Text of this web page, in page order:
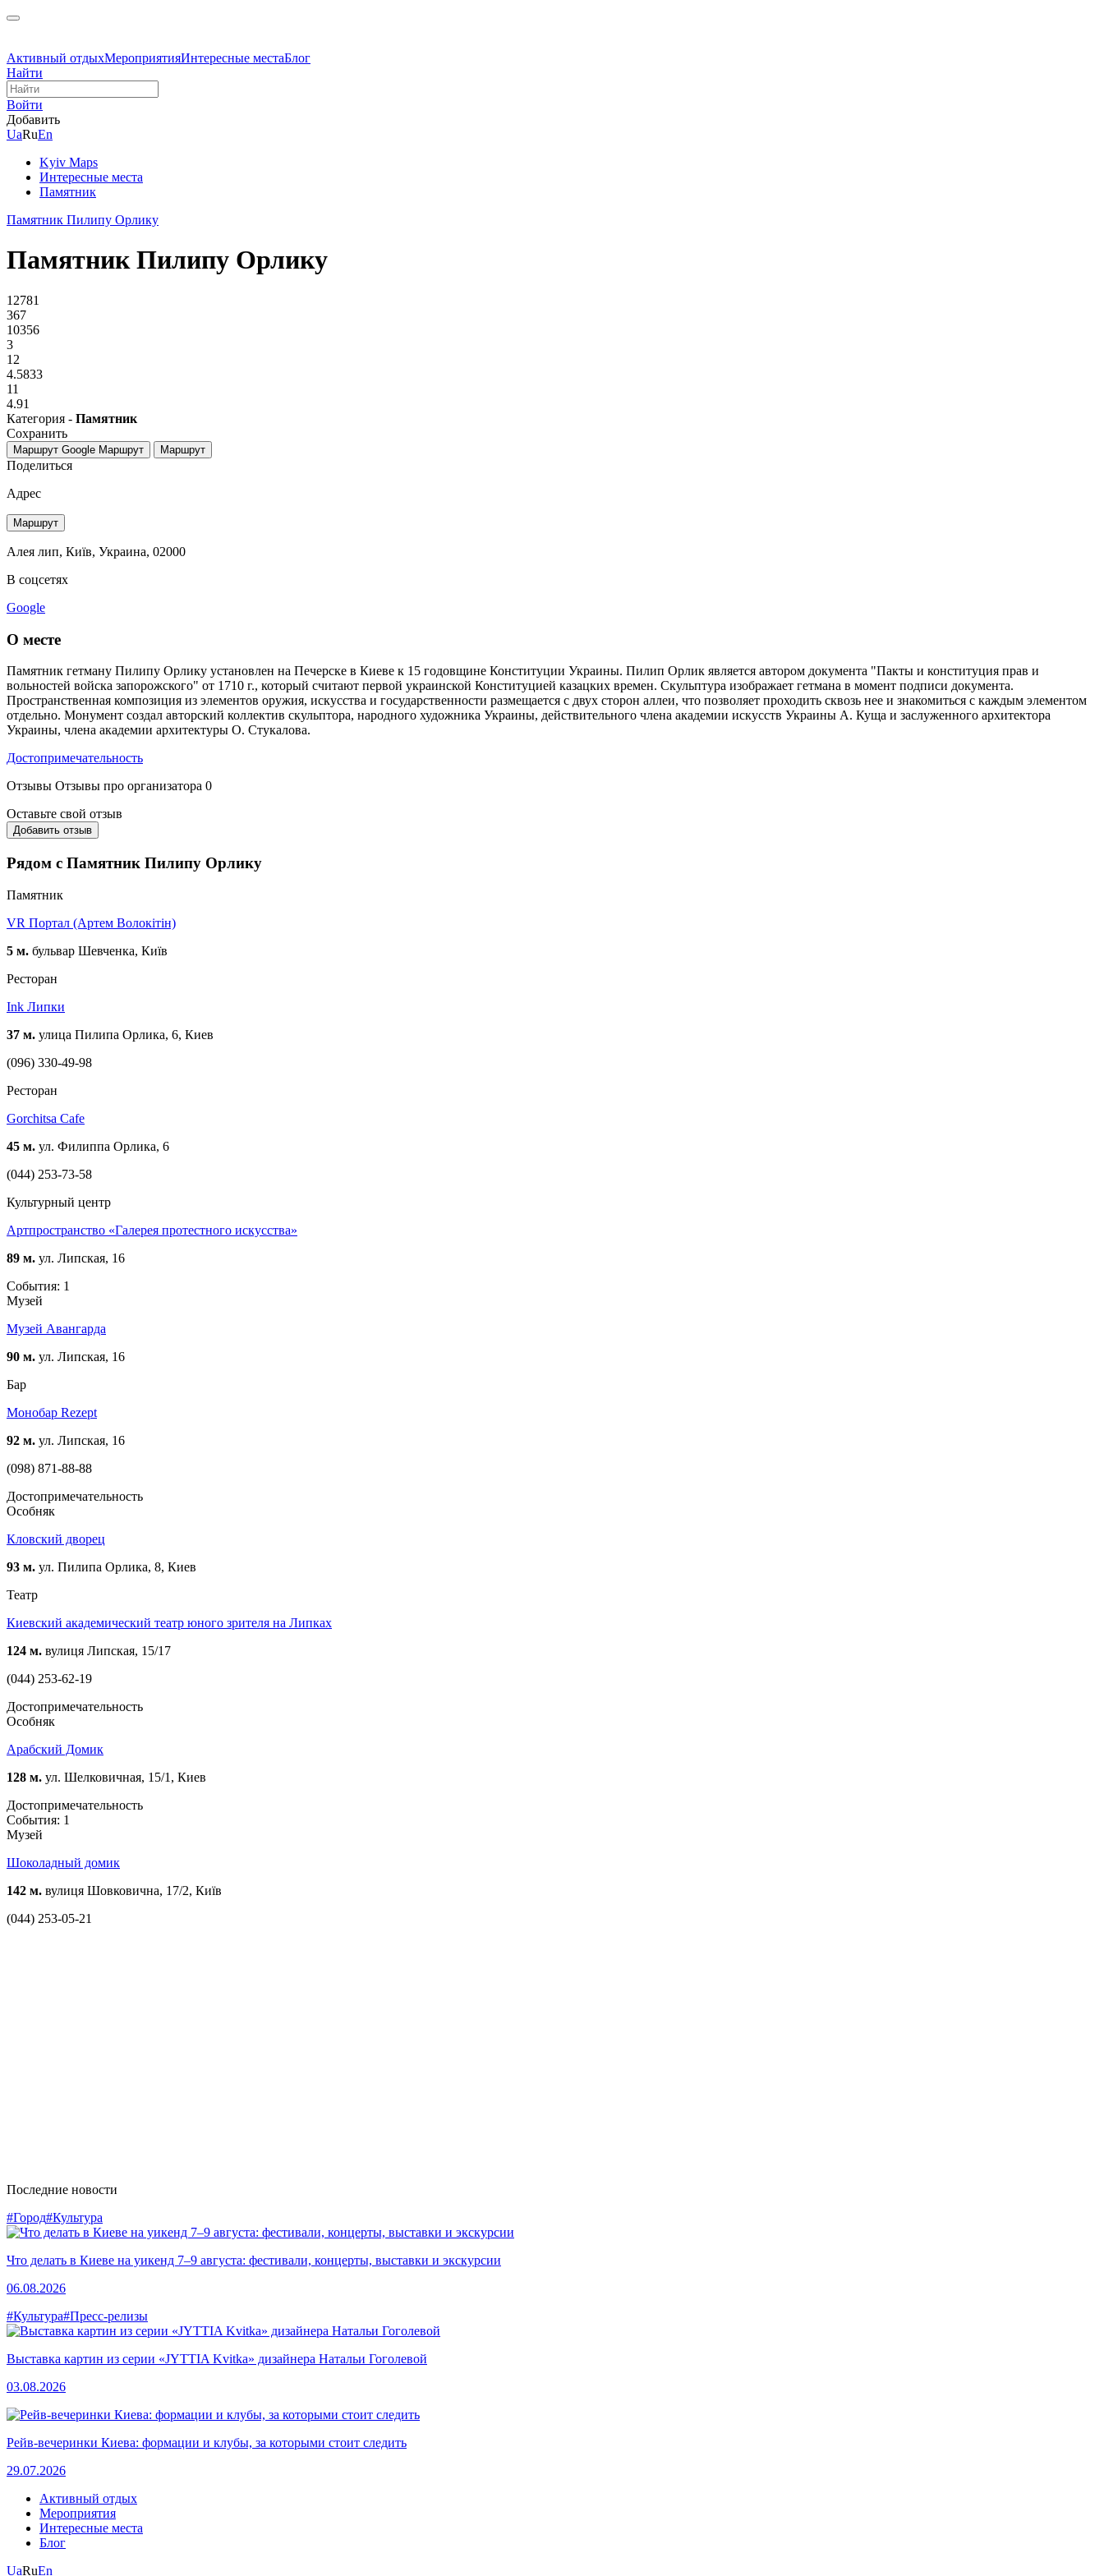
Активный отдыхМероприятияИнтересные местаБлог
Найти
Войти
Добавить
UaRuEn
Kyiv Maps
Интересные места
Памятник
Памятник Пилипу Орлику
Памятник Пилипу Орлику
12781
367
10356
3
12
4.5833
11
4.91
Категория - Памятник
Сохранить
Маршрут Google Маршрут Маршрут
Поделиться
Адрес
Маршрут
Алея лип, Київ, Украина, 02000
В соцсетях
Google
О месте
Памятник гетману Пилипу Орлику установлен на Печерске в Киеве к 15 годовщине Конституции Украины. Пилип Орлик является автором документа "Пакты и конституция прав и
вольностей войска запорожского" от 1710 г., который считают первой украинской Конституцией казацких времен. Скульптура изображает гетмана в момент подписи документа.
Пространственная композиция из элементов оружия, искусства и государственности размещается с двух сторон аллеи, что позволяет проходить сквозь нее и знакомиться с каждым элементом
отдельно. Монумент создал авторский коллектив скульптора, народного художника Украины, действительного члена академии искусств Украины А. Куща и заслуженного архитектора
Украины, члена академии архитектуры О. Стукалова.
Достопримечательность
Отзывы Отзывы про организатора 0
Оставьте свой отзыв
Добавить отзыв
Рядом с Памятник Пилипу Орлику
Памятник
VR Портал (Артем Волокітін)
5 м. бульвар Шевченка, Київ
Ресторан
Ink Липки
37 м. улица Пилипа Орлика, 6, Киев
(096) 330-49-98
Ресторан
Gorchitsa Cafe
45 м. ул. Филиппа Орлика, 6
(044) 253-73-58
Культурный центр
Артпространство «Галерея протестного искусства»
89 м. ул. Липская, 16
События: 1
Музей
Музей Авангарда
90 м. ул. Липская, 16
Бар
Монобар Rezept
92 м. ул. Липская, 16
(098) 871-88-88
Достопримечательность
Особняк
Кловский дворец
93 м. ул. Пилипа Орлика, 8, Киев
Театр
Киевский академический театр юного зрителя на Липках
124 м. вулиця Липская, 15/17
(044) 253-62-19
Достопримечательность
Особняк
Арабский Домик
128 м. ул. Шелковичная, 15/1, Киев
Достопримечательность
События: 1
Музей
Шоколадный домик
142 м. вулиця Шовковична, 17/2, Київ
(044) 253-05-21
Последние новости
#Город#Культура
Что делать в Киеве на уикенд 7–9 августа: фестивали, концерты, выставки и экскурсии
06.08.2026
#Культура#Пресс-релизы
Выставка картин из серии «JYTTIA Kvitka» дизайнера Натальи Гоголевой
03.08.2026
Рейв-вечеринки Киева: формации и клубы, за которыми стоит следить
29.07.2026
Активный отдых
Мероприятия
Интересные места
Блог
UaRuEn